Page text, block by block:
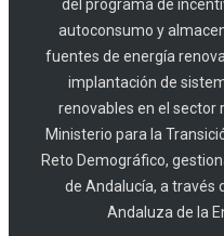
del programa de
autoconsumo y
fuentes de energía
implantación de
renovables en el sector
Ministerio para la
Reto Demográfico,
de Andalucía, a través
Andaluza de la